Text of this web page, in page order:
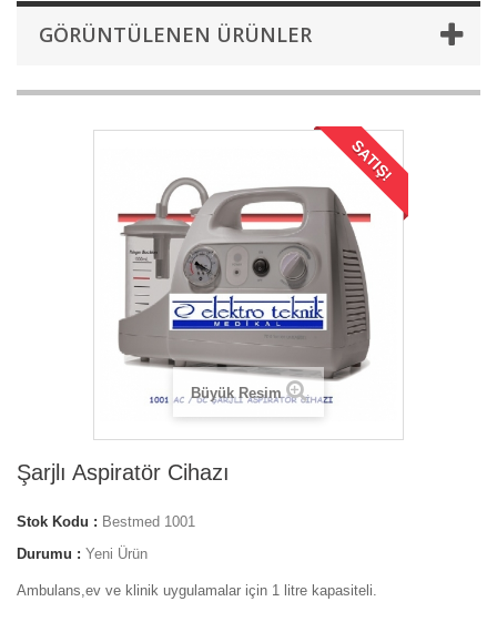
GÖRÜNTÜLENEN ÜRÜNLER
SATIŞ!
Büyük Resim
Şarjlı Aspiratör Cihazı
Stok Kodu : Bestmed 1001
Durumu : Yeni Ürün
Ambulans,ev ve klinik uygulamalar için 1 litre kapasiteli.